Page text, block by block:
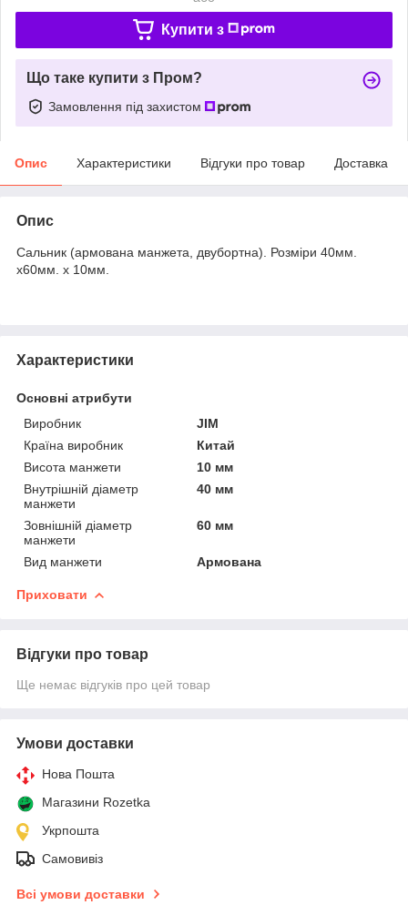
Купити з
Що таке купити з Пром?
Замовлення під захистом
Опис Характеристики Відгуки про товар Доставка
Опис
Сальник (армована манжета, двубортна). Розміри 40мм.
х60мм. х 10мм.
Характеристики
Основні атрибути
Виробник
JIM
Країна виробник
Китай
Висота манжети
10 мм
Внутрішній діаметр
манжети
40 мм
Зовнішній діаметр
манжети
60 мм
Вид манжети Армована
Приховати
Відгуки про товар
Ще немає відгуків про цей товар
Умови доставки
Нова Пошта
Магазини Rozetka
Укрпошта
Самовивіз
Всі умови доставки